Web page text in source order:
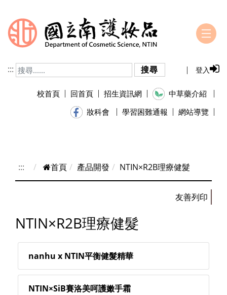
跳到主要內容
::: 搜尋 登入
校首頁 回首頁 招生資訊網
中草藥介紹
妝科會
學習困難通報 網站導覽
::: 首頁 產品開發 NTIN×R2B理療健髮
NTIN×R2B理療健髮
nanhu x NTIN平衡健髮精華
NTIN×SiB賽洛美呵護嫩手霜